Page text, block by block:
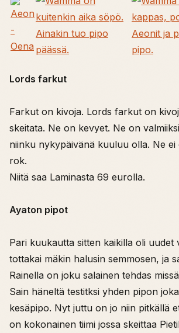
Lords farkut
Farkut on kivoja. Lords farkut on
skeitata. Ne on kevyet. Ne on
niinku nykypäivänä kuuluu olla. Ne ei
rok.
Niitä saa Laminasta 69 eurolla.
Ayaton pipot
Pari kuukautta sitten kaikilla oli uudet
tottakai mäkin halusin semmosen, ja
Rainella on joku salainen tehdas
Sain häneltä testitksi yhden pipon
kesäpipo. Nyt juttu on jo niin pitkällä
on kokonainen tiimi jossa skeittaa